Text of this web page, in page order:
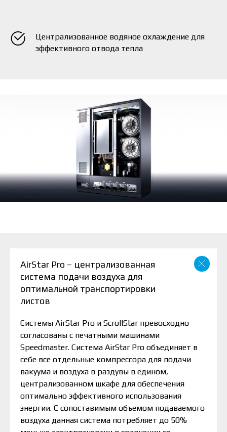
Централизованное водяное охлаждение для
эффективного отвода тепла
AirStar Pro – централизованная
система подачи воздуха для
оптимальной транспортировки
листов
Системы AirStar Pro и ScrollStar превосходно
согласованы с печатными машинами
Speedmaster. Система AirStar Pro объединяет в
себе все отдельные компрессора для подачи
вакуума и воздуха в раздувы в едином,
централизованном шкафе для обеспечения
оптимально эффективного использования
энергии. С сопоставимым объемом подаваемого
воздуха данная система потребляет до 50%